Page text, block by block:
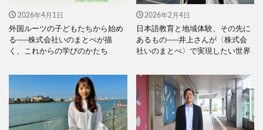
2026年4月1日
外国ルーツの子どもたちから始め
る──株式会社いのまとぺが描
く、これからの学びのかたち
2026年2月4日
日本語教育と地域体験、その先に
あるもの──井上さんが〈株式会
社いのまとぺ〉で実現したい世界